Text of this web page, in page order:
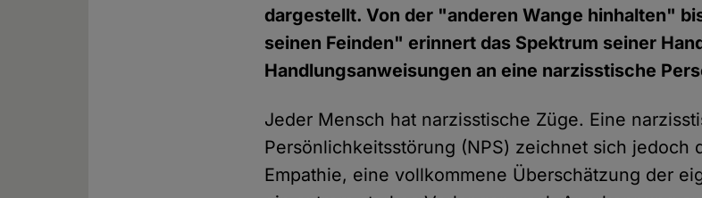
dargestellt. Von der "anderen Wange hinhalten"
seinen Feinden" erinnert das Spektrum seiner
Handlungsanweisungen an eine narzisstische
Jeder Mensch hat narzisstische Züge. Eine
Persönlichkeitsstörung (NPS) zeichnet sich jedoch
Empathie, eine vollkommene Überschätzung der